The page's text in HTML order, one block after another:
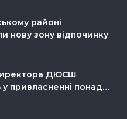
районі
нову зону відпочинку
ДЮСШ
у привласненні понад…